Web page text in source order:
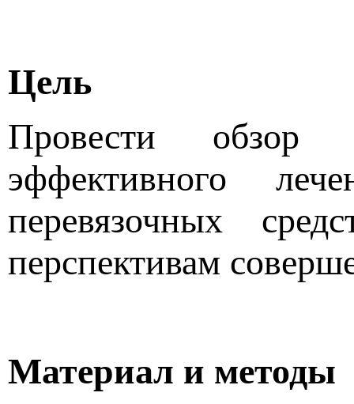
Цель
Провести обзор
эффективного
перевязочных
перспективам
Материал и методы